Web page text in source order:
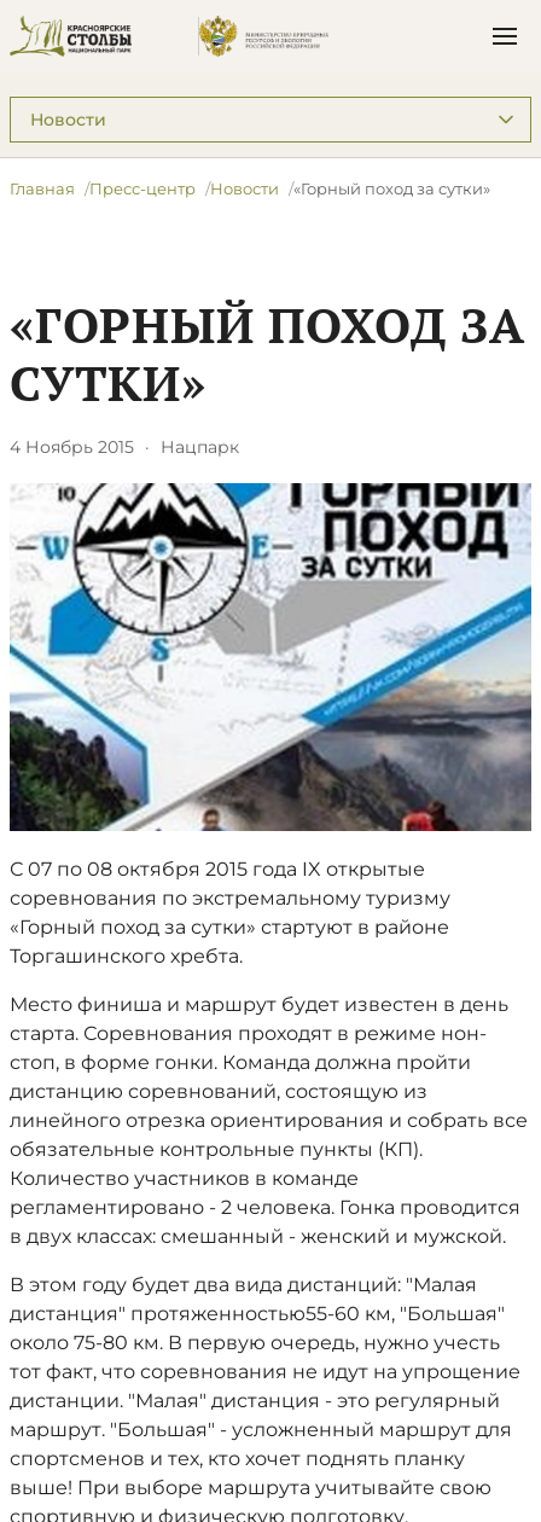
Подразделы: Пресс-центр
Главная Пресс-центр Новости «Горный поход за сутки»
«ГОРНЫЙ ПОХОД ЗА
СУТКИ»
4 Ноябрь 2015 · Нацпарк
С 07 по 08 октября 2015 года IX открытые
соревнования по экстремальному туризму
«Горный поход за сутки» стартуют в районе
Торгашинского хребта.
Место финиша и маршрут будет известен в день
старта. Соревнования проходят в режиме нон-
стоп, в форме гонки. Команда должна пройти
дистанцию соревнований, состоящую из
линейного отрезка ориентирования и собрать все
обязательные контрольные пункты (КП).
Количество участников в команде
регламентировано - 2 человека. Гонка проводится
в двух классах: смешанный - женский и мужской.
В этом году будет два вида дистанций: "Малая
дистанция" протяженностью55-60 км, "Большая"
около 75-80 км. В первую очередь, нужно учесть
тот факт, что соревнования не идут на упрощение
дистанции. "Малая" дистанция - это регулярный
маршрут. "Большая" - усложненный маршрут для
спортсменов и тех, кто хочет поднять планку
выше! При выборе маршрута учитывайте свою
спортивную и физическую подготовку.